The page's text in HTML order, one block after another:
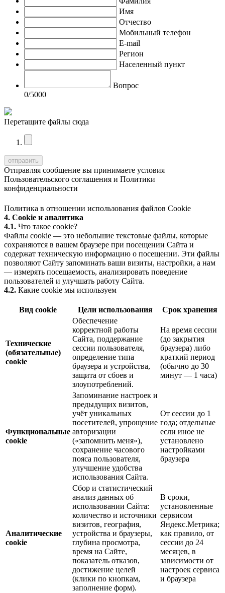
Имя
Отчество
Мобильный телефон
E-mail
Регион
Населенный пункт
Вопрос
0/5000
Перетащите файлы сюда
Отправляя сообщение вы принимаете условия
Пользовательского соглашения и Политики
конфиденциальности
Политика в отношении использования файлов Cookie
4. Cookie и аналитика
4.1. Что такое cookie?
Файлы cookie — это небольшие текстовые файлы, которые
сохраняются в вашем браузере при посещении Сайта и
содержат техническую информацию о посещении. Эти файлы
позволяют Сайту запоминать ваши визиты, настройки, а нам
— измерять посещаемость, анализировать поведение
пользователей и улучшать работу Сайта.
4.2. Какие cookie мы используем
Вид cookie Цели использования Срок хранения
Технические
(обязательные)
cookie
Обеспечение
корректной работы
Сайта, поддержание
сессии пользователя,
определение типа
браузера и устройства,
защита от сбоев и
злоупотреблений.
На время сессии
(до закрытия
браузера) либо
краткий период
(обычно до 30
минут — 1 часа)
Функциональные
cookie
Запоминание настроек и
предыдущих визитов,
учёт уникальных
посетителей, упрощение
авторизации
(«запомнить меня»),
сохранение часового
пояса пользователя,
улучшение удобства
использования Сайта.
От сессии до 1
года; отдельные
если иное не
установлено
настройками
браузера
Аналитические
cookie
Сбор и статистический
анализ данных об
использовании Сайта:
количество и источники
визитов, география,
устройства и браузеры,
глубина просмотра,
время на Сайте,
показатель отказов,
достижение целей
(клики по кнопкам,
заполнение форм).
В сроки,
установленные
сервисом
Яндекс.Метрика;
как правило, от
сессии до 24
месяцев, в
зависимости от
настроек сервиса
и браузера